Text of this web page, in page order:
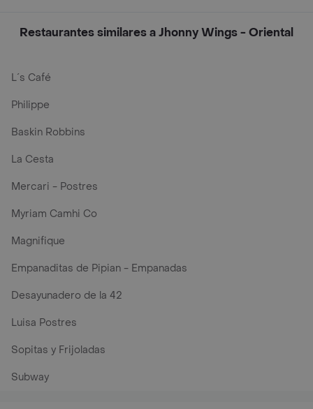
Restaurantes similares a Jhonny Wings - Oriental
L´s Café
Philippe
Baskin Robbins
La Cesta
Mercari - Postres
Myriam Camhi Co
Magnifique
Empanaditas de Pipian - Empanadas
Desayunadero de la 42
Luisa Postres
Sopitas y Frijoladas
Subway